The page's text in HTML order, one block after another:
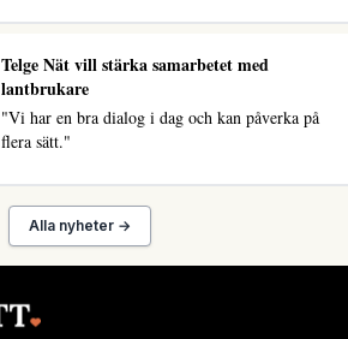
Telge Nät vill stärka samarbetet med
lantbrukare
"Vi har en bra dialog i dag och kan påverka på
flera sätt."
Alla nyheter →